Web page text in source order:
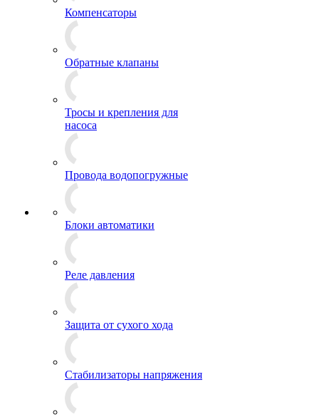
Компенсаторы
Обратные клапаны
Тросы и крепления для
насоса
Провода водопогружные
Блоки автоматики
Реле давления
Защита от сухого хода
Стабилизаторы напряжения